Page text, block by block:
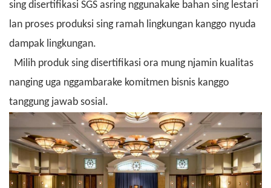
sing disertifikasi SGS asring nggunakake bahan sing lestari
lan proses produksi sing ramah lingkungan kanggo nyuda
dampak lingkungan.
Milih produk sing disertifikasi ora mung njamin kualitas
nanging uga nggambarake komitmen bisnis kanggo
tanggung jawab sosial.